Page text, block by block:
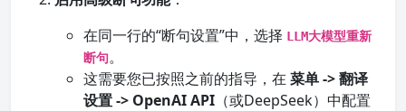
在同一行的“断句设置”中，选择 LLM大模型重新
断句。
这需要您已按照之前的指导，在 菜单 -> 翻译
设置 -> OpenAI API （或DeepSeek）中配置